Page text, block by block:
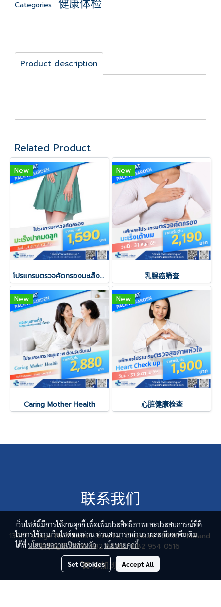
添加到购物车
Categories : 健康体检
Product description
Related Product
New
โปรแกรมตรวจคัดกรองมะเล็งปากมดลูก
New
乳腺癌筛查
New
Caring Mother Health
New
心脏健康检查
联系我们
136/2 Village No.3 Bowin, Sriracha, Chonburi 20230 Thailand.
联系电话 : 088 982 8286 / 082 954 0516
电子邮件 : pghmkt@gmail.com
เว็บไซต์นี้มีการใช้งานคุกกี้ เพื่อเพิ่มประสิทธิภาพและประสบการณ์ที่ดี
ในการใช้งานเว็บไซต์ของท่าน ท่านสามารถอ่านรายละเอียดเพิ่มเติม
ได้ที่นโยบายความเป็นส่วนตัว, นโยบายคุกกี้
Set Cookies Accept All